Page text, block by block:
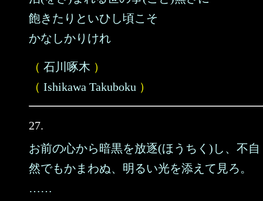
飽きたりといひし頃こそ
かなしかりけれ
（ 石川啄木 ）
（ Ishikawa Takuboku ）
27.
お前の心から暗黒を放逐(ほうちく)し、不自
然でもかまわぬ、明るい光を添えて見ろ。
……